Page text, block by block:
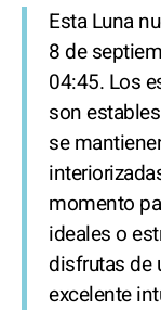
Esta Luna
8 de
04:45. Los
son
se
momento
ideales o
disfrutas de
excelente